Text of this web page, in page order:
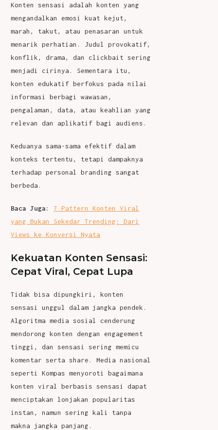
Konten sensasi adalah konten yang
mengandalkan emosi kuat kejut,
marah, takut, atau penasaran untuk
menarik perhatian. Judul provokatif,
konflik, drama, dan clickbait sering
menjadi cirinya. Sementara itu,
konten edukatif berfokus pada nilai
informasi berbagi wawasan,
pengalaman, data, atau keahlian yang
relevan dan aplikatif bagi audiens.
Keduanya sama-sama efektif dalam
konteks tertentu, tetapi dampaknya
terhadap personal branding sangat
berbeda.
Baca Juga:
7 Pattern Konten Viral
yang Bukan Sekedar Trending: Dari
Views ke Konversi Nyata
Kekuatan Konten Sensasi:
Cepat Viral, Cepat Lupa
Tidak bisa dipungkiri, konten
sensasi unggul dalam jangka pendek.
Algoritma media sosial cenderung
mendorong konten dengan engagement
tinggi, dan sensasi sering memicu
komentar serta share. Media nasional
sepertiKompas menyoroti bagaimana
konten viral berbasis sensasi dapat
menciptakan lonjakan popularitas
instan, namun sering kali tanpa
makna jangka panjang.